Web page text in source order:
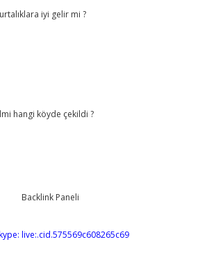
iyi gelir mi ?
hangi köyde çekildi ?
live:.cid.575569c608265c69